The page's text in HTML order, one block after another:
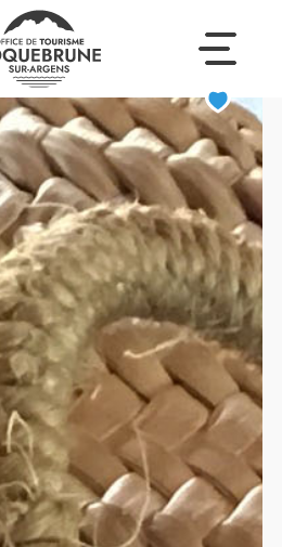
Rocher